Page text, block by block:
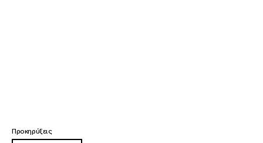
Προκηρύξεις